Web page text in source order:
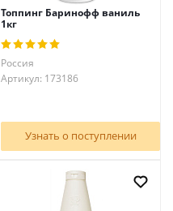
Топпинг Баринофф ваниль
1кг
Россия
Артикул: 173186
Узнать о поступлении